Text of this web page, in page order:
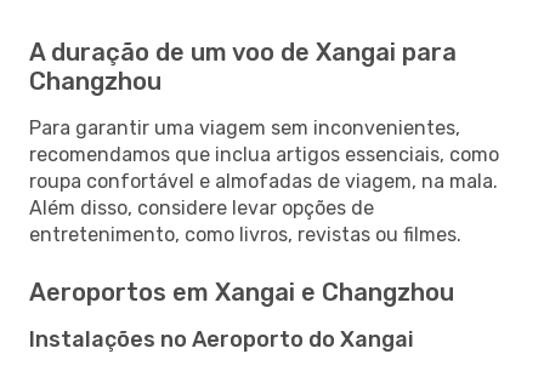
A duração de um voo de Xangai para
Changzhou
Para garantir uma viagem sem inconvenientes,
recomendamos que inclua artigos essenciais, como
roupa confortável e almofadas de viagem, na mala.
Além disso, considere levar opções de
entretenimento, como livros, revistas ou filmes.
Aeroportos em Xangai e Changzhou
Instalações no Aeroporto do Xangai